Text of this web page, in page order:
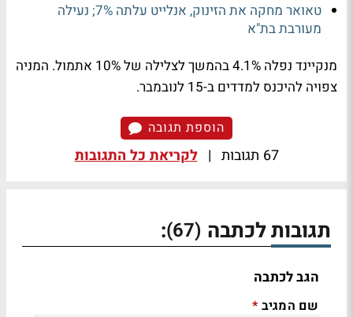
טאואר מחקה את הזינוק, אנלייט עלתה 7%; נעילה
מעורבת בת"א
מנקיינד נפלה 4.1% בהמשך לצלילה של 10% אתמול. המניה
צפויה להיכנס למדדים ב-15 לנובמבר.
הוספת תגובה
67 תגובות | לקריאת כל התגובות
תגובות לכתבה (67)
:
הגב לכתבה
שם המגיב *